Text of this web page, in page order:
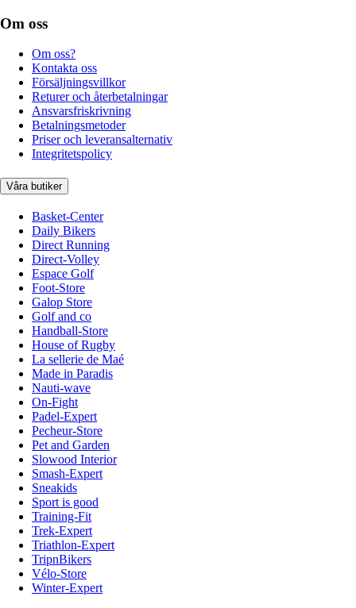
Om oss
Om oss?
Kontakta oss
Försäljningsvillkor
Returer och återbetalningar
Ansvarsfriskrivning
Betalningsmetoder
Priser och leveransalternativ
Integritetspolicy
Våra butiker
Basket-Center
Daily Bikers
Direct Running
Direct-Volley
Espace Golf
Foot-Store
Galop Store
Golf and co
Handball-Store
House of Rugby
La sellerie de Maé
Made in Paradis
Nauti-wave
On-Fight
Padel-Expert
Pecheur-Store
Pet and Garden
Slowood Interior
Smash-Expert
Sneakids
Sport is good
Training-Fit
Trek-Expert
Triathlon-Expert
TripnBikers
Vélo-Store
Winter-Expert